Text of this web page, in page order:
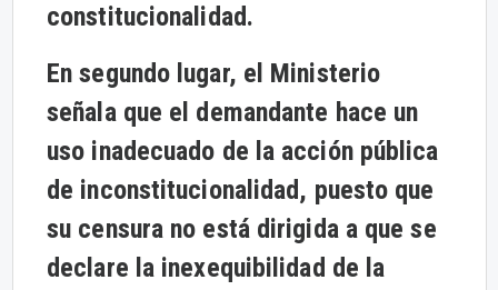
constitucionalidad.
En segundo lugar, el Ministerio
señala que el demandante hace un
uso inadecuado de la acción pública
de inconstitucionalidad, puesto que
su censura no está dirigida a que se
declare la inexequibilidad de la